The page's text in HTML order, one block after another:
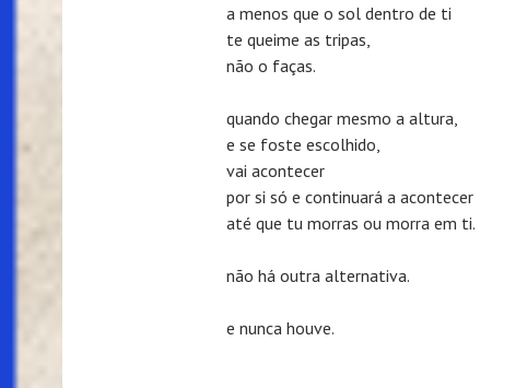
a menos que o sol dentro de ti
te queime as tripas,
não o faças.
quando chegar mesmo a altura,
e se foste escolhido,
vai acontecer
por si só e continuará a acontecer
até que tu morras ou morra em ti.
não há outra alternativa.
e nunca houve.